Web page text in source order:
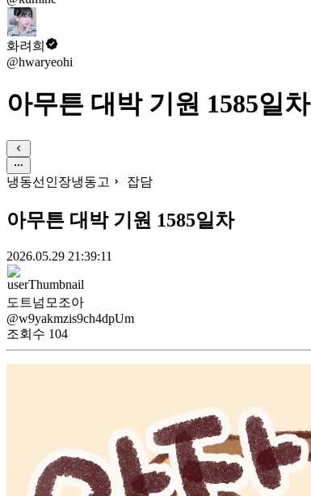
화려희
@hwaryeohi
아무튼 대박 기원 1585일차
냉동선인장냉동고 잡담
아무튼 대박 기원 1585일차
2026.05.29 21:39:11
도트넘모조아
@w9yakmzis9ch4dpUm
조회수 104